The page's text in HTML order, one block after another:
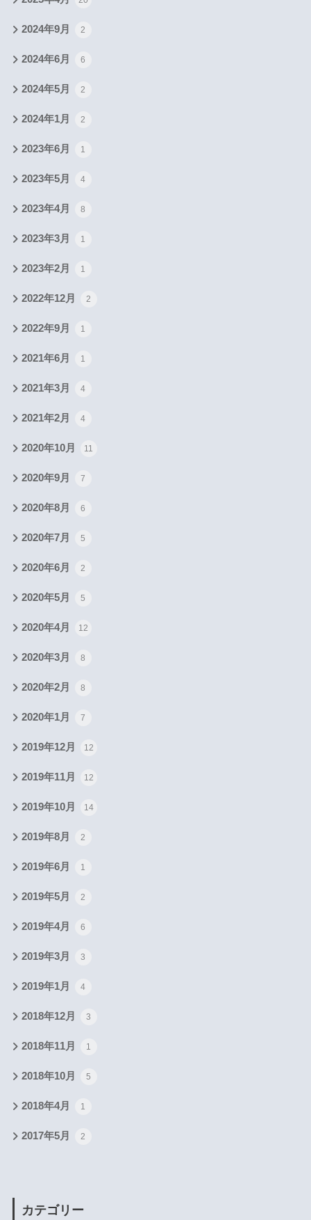
2024年9月 2
2024年6月 6
2024年5月 2
2024年1月 2
2023年6月 1
2023年5月 4
2023年4月 8
2023年3月 1
2023年2月 1
2022年12月 2
2022年9月 1
2021年6月 1
2021年3月 4
2021年2月 4
2020年10月 11
2020年9月 7
2020年8月 6
2020年7月 5
2020年6月 2
2020年5月 5
2020年4月 12
2020年3月 8
2020年2月 8
2020年1月 7
2019年12月 12
2019年11月 12
2019年10月 14
2019年8月 2
2019年6月 1
2019年5月 2
2019年4月 6
2019年3月 3
2019年1月 4
2018年12月 3
2018年11月 1
2018年10月 5
2018年4月 1
2017年5月 2
カテゴリー